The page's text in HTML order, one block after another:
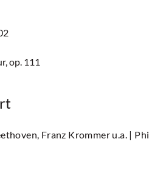
op. 111
Franz Krommer u.a. |